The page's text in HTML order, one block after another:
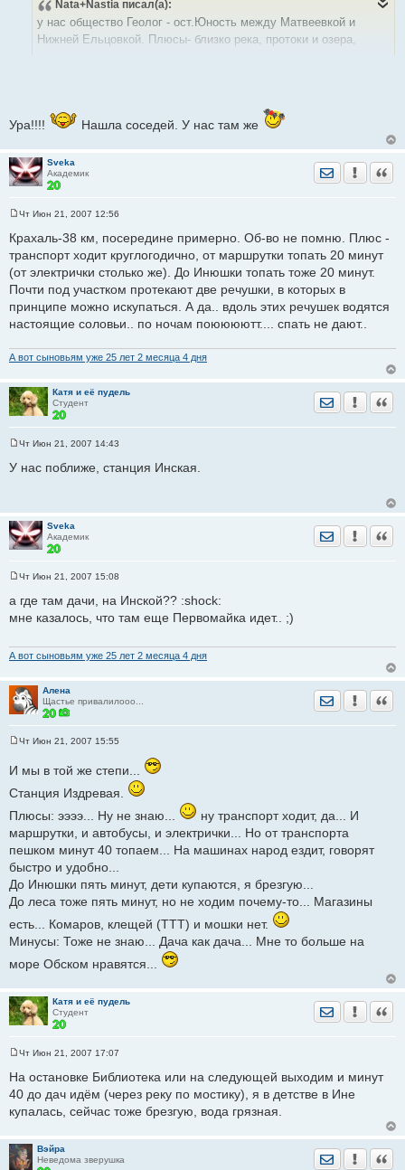
Nata+Nastia писал(а):
у нас общество Геолог - ост.Юность между Матвеевкой и
Нижней Ельцовкой. Плюсы- близко река, протоки и озера,
Ура!!!! Нашла соседей. У нас там же
Sveka
Академик
Отправить
о
б
е
н
е
Чт Июн 21, 2007 12:56
Крахаль-38 км, посередине примерно. Об-во не помню. Плюс -
транспорт ходит круглогодично, от маршрутки топать 20 минут
(от электрички столько же). До Инюшки топать тоже 20 минут.
Почти под участком протекают две речушки, в которых в
принципе можно искупаться. А да.. вдоль этих речушек водятся
настоящие соловьи.. по ночам поюююютт.... спать не дают..
А вот сыновьям уже 25 лет 2 месяца 4 дня
Катя и её пудель
Студент
Отправить
о
и
е
Чт Июн 21, 2007 14:43
У нас поближе, станция Инская.
Sveka
Академик
Отправить
о
б
н
и
Чт Июн 21, 2007 15:08
а где там дачи, на Инской?? :shock:
мне казалось, что там еще Первомайка идет.. ;)
А вот сыновьям уже 25 лет 2 месяца 4 дня
Алена
Щастье привалилооо...
Отправить
о
щ
н
е
Чт Июн 21, 2007 15:55
И мы в той же степи...
Станция Издревая.
Плюсы: ээээ... Ну не знаю...
ну транспорт ходит, да... И
маршрутки, и автобусы, и электрички... Но от транспорта
пешком минут 40 топаем... На машинах народ ездит, говорят
быстро и удобно...
До Инюшки пять минут, дети купаются, я брезгую...
До леса тоже пять минут, но не ходим почему-то... Магазины
есть... Комаров, клещей (ТТТ) и мошки нет.
Минусы: Тоже не знаю... Дача как дача... Мне то больше на
море Обском нравятся...
Катя и её пудель
Студент
Отправить
о
б
е
е
Чт Июн 21, 2007 17:07
На остановке Библиотека или на следующей выходим и минут
40 до дач идём (через реку по мостику), я в детстве в Ине
купалась, сейчас тоже брезгую, вода грязная.
Вэйра
Неведома зверушка
Отправить